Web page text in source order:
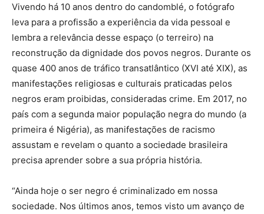
Vivendo há 10 anos dentro do candomblé, o fotógrafo
leva para a profissão a experiência da vida pessoal e
lembra a relevância desse espaço (o terreiro) na
reconstrução da dignidade dos povos negros. Durante os
quase 400 anos de tráfico transatlântico (XVI até XIX), as
manifestações religiosas e culturais praticadas pelos
negros eram proibidas, consideradas crime. Em 2017, no
país com a segunda maior população negra do mundo (a
primeira é Nigéria), as manifestações de racismo
assustam e revelam o quanto a sociedade brasileira
precisa aprender sobre a sua própria história.
“Ainda hoje o ser negro é criminalizado em nossa
sociedade. Nos últimos anos, temos visto um avanço de